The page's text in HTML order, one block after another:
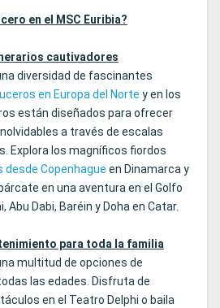
en el MSC Euribia?
cautivadores
diversidad de fascinantes
en Europa del Norte y en los
están diseñados para ofrecer
a través de escalas
Explora los magníficos fiordos
desde Copenhague en Dinamarca y
en una aventura en el Golfo
Abu Dabi, Baréin y Doha en Catar.
para toda la familia
multitud de opciones de
las edades. Disfruta de
en el Teatro Delphi o baila